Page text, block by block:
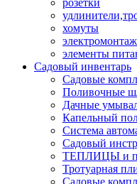
розетки
хомуты
элементы
Садовый инвентарь
Садовые
Поливочные
Дачные
Капельный
Система
Садовый
ТЕПЛИЦЫ и
Тротуарная
Садовые